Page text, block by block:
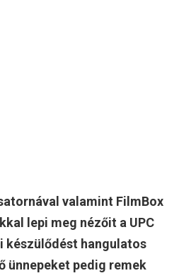
valamint FilmBox
lepi meg nézőit a UPC
készülődést hangulatos
ünnepeket pedig remek